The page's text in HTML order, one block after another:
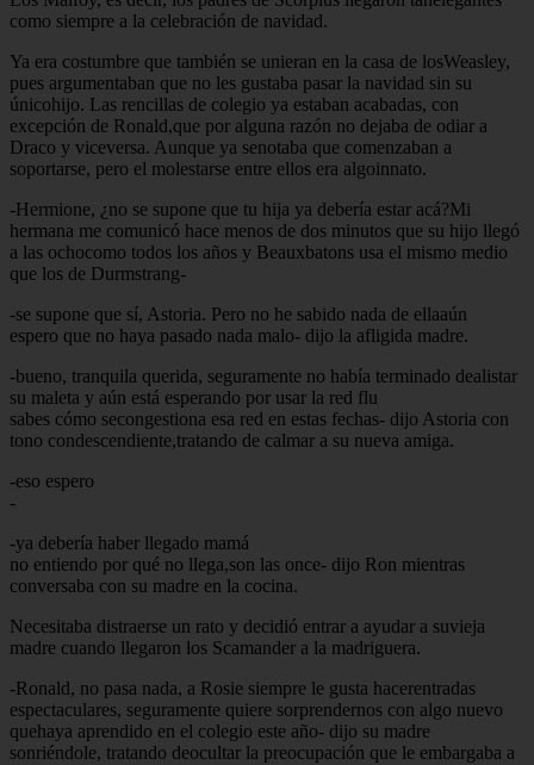
como siempre a la celebración de navidad.
Ya era costumbre que también se unieran en la casa de losWeasley,
pues argumentaban que no les gustaba pasar la navidad sin su
únicohijo. Las rencillas de colegio ya estaban acabadas, con
excepción de Ronald,que por alguna razón no dejaba de odiar a
Draco y viceversa. Aunque ya senotaba que comenzaban a
soportarse, pero el molestarse entre ellos era algoinnato.
-Hermione, ¿no se supone que tu hija ya debería estar acá?Mi
hermana me comunicó hace menos de dos minutos que su hijo llegó
a las ochocomo todos los años y Beauxbatons usa el mismo medio
que los de Durmstrang-
-se supone que sí, Astoria. Pero no he sabido nada de ellaaún
espero que no haya pasado nada malo- dijo la afligida madre.
-bueno, tranquila querida, seguramente no había terminado dealistar
su maleta y aún está esperando por usar la red flu
sabes cómo secongestiona esa red en estas fechas- dijo Astoria con
tono condescendiente,tratando de calmar a su nueva amiga.
-eso espero
-
-ya debería haber llegado mamá
no entiendo por qué no llega,son las once- dijo Ron mientras
conversaba con su madre en la cocina.
Necesitaba distraerse un rato y decidió entrar a ayudar a suvieja
madre cuando llegaron los Scamander a la madriguera.
-Ronald, no pasa nada, a Rosie siempre le gusta hacerentradas
espectaculares, seguramente quiere sorprendernos con algo nuevo
quehaya aprendido en el colegio este año- dijo su madre
sonriéndole, tratando deocultar la preocupación que le embargaba a